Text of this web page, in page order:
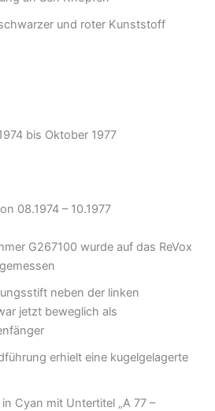
und roter Kunststoff
bis Oktober 1977
08.1974 – 10.1977
G267100 wurde auf das ReVox
neben der linken
jetzt beweglich als
erhielt eine kugelgelagerte
Cyan mit Untertitel „A 77 –